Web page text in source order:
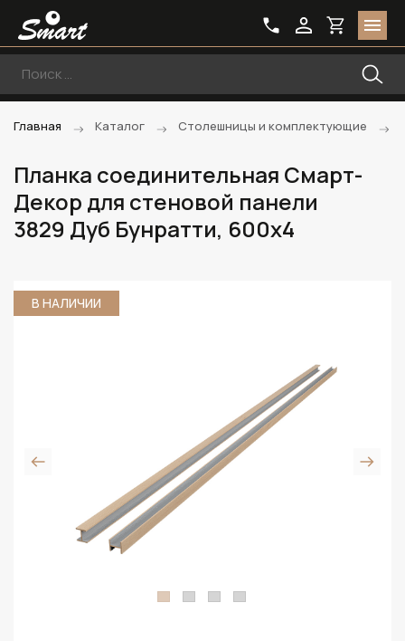
Главная Каталог Столешницы и комплектующие
Планка соединительная Смарт-
Декор для стеновой панели
3829 Дуб Бунратти, 600x4
В НАЛИЧИИ